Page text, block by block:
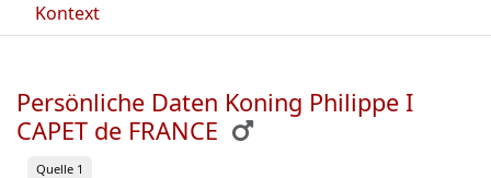
Kontext
Persönliche Daten Koning Philippe I
CAPET de FRANCE
Quelle 1